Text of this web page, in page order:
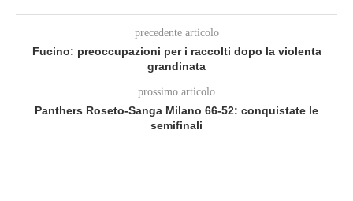
precedente articolo
Fucino: preoccupazioni per i raccolti dopo la violenta
grandinata
prossimo articolo
Panthers Roseto-Sanga Milano 66-52: conquistate le
semifinali